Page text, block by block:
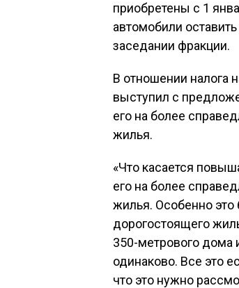
приобретены с 1
автомобили
заседании фракции.
В отношении налога
выступил с
его на более
жилья.
«Что касается
его на более
жилья. Особенно это
дорогостоящего
350-метрового дома
одинаково. Все это
что это нужно